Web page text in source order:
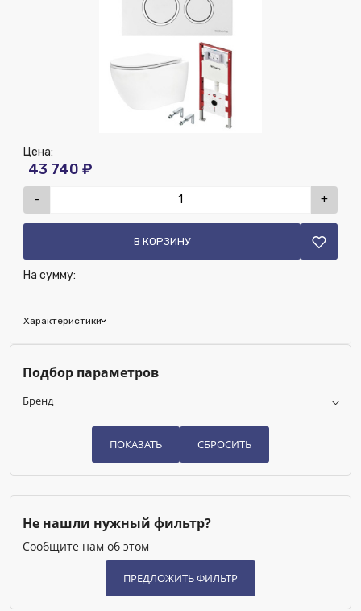
Подбор параметров
Бренд
Не нашли нужный фильтр?
Сообщите нам об этом
Характеристики
Цена:
43 740 ₽
- +
В КОРЗИНУ
На сумму:
Нет